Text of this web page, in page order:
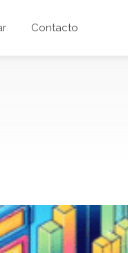
Contacto